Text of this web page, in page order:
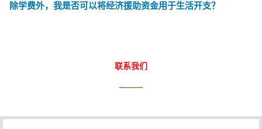
除学费外，我是否可以将经济援助资金用于生活开支？
联系我们